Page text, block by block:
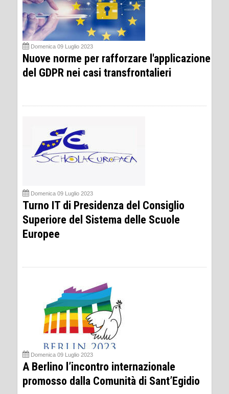
Domenica 09 Luglio 2023
Nuove norme per rafforzare l'applicazione
del GDPR nei casi transfrontalieri
Domenica 09 Luglio 2023
Turno IT di Presidenza del Consiglio
Superiore del Sistema delle Scuole
Europee
Domenica 09 Luglio 2023
A Berlino l’incontro internazionale
promosso dalla Comunità di Sant’Egidio